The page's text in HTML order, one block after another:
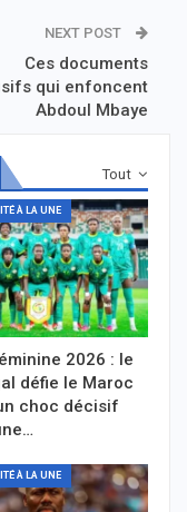
NEXT POST
Ces documents
qui enfoncent
Abdoul Mbaye
Tout
À LA UNE
2026 : le
défie le Maroc
choc décisif
À LA UNE